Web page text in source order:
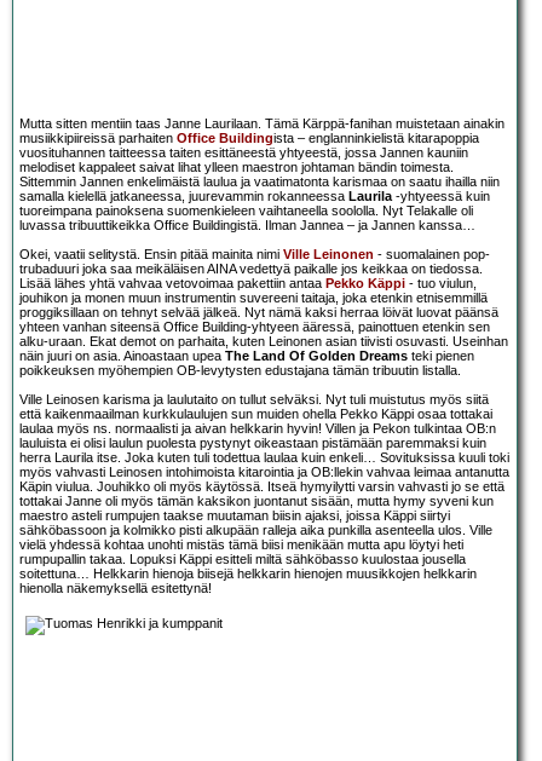
Mutta sitten mentiin taas Janne Laurilaan. Tämä Kärppä-fanihan muistetaan ainakin
musiikkipiireissä parhaiten Office Buildingista – englanninkielistä kitarapoppia
vuosituhannen taitteessa taiten esittäneestä yhtyeestä, jossa Jannen kauniin
melodiset kappaleet saivat lihat ylleen maestron johtaman bändin toimesta.
Sittemmin Jannen enkelimäistä laulua ja vaatimatonta karismaa on saatu ihailla niin
samalla kielellä jatkaneessa, juurevammin rokanneessa Laurila-yhtyeessä kuin
tuoreimpana painoksena suomenkieleen vaihtaneella soololla. Nyt Telakalle oli
luvassa tribuuttikeikka Office Buildingistä. Ilman Jannea – ja Jannen kanssa…
Okei, vaatii selitystä. Ensin pitää mainita nimi Ville Leinonen - suomalainen pop-
trubaduuri joka saa meikäläisen AINA vedettyä paikalle jos keikkaa on tiedossa.
Lisää lähes yhtä vahvaa vetovoimaa pakettiin antaa Pekko Käppi - tuo viulun,
jouhikon ja monen muun instrumentin suvereeni taitaja, joka etenkin etnisemmillä
proggiksillaan on tehnyt selvää jälkeä. Nyt nämä kaksi herraa löivät luovat päänsä
yhteen vanhan siteensä Office Building-yhtyeen ääressä, painottuen etenkin sen
alku-uraan. Ekat demot on parhaita, kuten Leinonen asian tiivisti osuvasti. Useinhan
näin juuri on asia. Ainoastaan upea The Land Of Golden Dreams teki pienen
poikkeuksen myöhempien OB-levytysten edustajana tämän tribuutin listalla.
Ville Leinosen karisma ja laulutaito on tullut selväksi. Nyt tuli muistutus myös siitä
että kaikenmaailman kurkkulaulujen sun muiden ohella Pekko Käppi osaa tottakai
laulaa myös ns. normaalisti ja aivan helkkarin hyvin! Villen ja Pekon tulkintaa OB:n
lauluista ei olisi laulun puolesta pystynyt oikeastaan pistämään paremmaksi kuin
herra Laurila itse. Joka kuten tuli todettua laulaa kuin enkeli… Sovituksissa kuuli toki
myös vahvasti Leinosen intohimoista kitarointia ja OB:llekin vahvaa leimaa antanutta
Käpin viulua. Jouhikko oli myös käytössä. Itseä hymyilytti varsin vahvasti jo se että
tottakai Janne oli myös tämän kaksikon juontanut sisään, mutta hymy syveni kun
maestro asteli rumpujen taakse muutaman biisin ajaksi, joissa Käppi siirtyi
sähköbassoon ja kolmikko pisti alkupään ralleja aika punkilla asenteella ulos. Ville
vielä yhdessä kohtaa unohti mistäs tämä biisi menikään mutta apu löytyi heti
rumpupallin takaa. Lopuksi Käppi esitteli miltä sähköbasso kuulostaa jousella
soitettuna… Helkkarin hienoja biisejä helkkarin hienojen muusikkojen helkkarin
hienolla näkemyksellä esitettynä!